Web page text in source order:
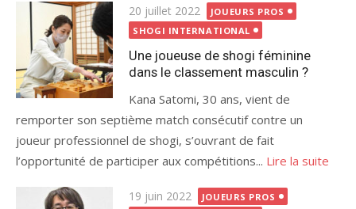
Publié
le
20 juillet 2022
JOUEURS PROS
SHOGI INTERNATIONAL
Une joueuse de shogi féminine
dans le classement masculin ?
Kana Satomi, 30 ans, vient de
remporter son septième match consécutif contre un
joueur professionnel de shogi, s’ouvrant de fait
l’opportunité de participer aux compétitions... Lire la suite
Publié
19 juin 2022
JOUEURS PROS